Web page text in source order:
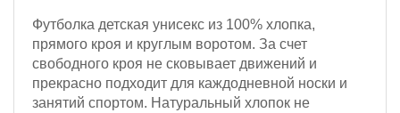
Футболка детская унисекс из 100% хлопка,
прямого кроя и круглым воротом. За счет
свободного кроя не сковывает движений и
прекрасно подходит для каждодневной носки и
занятий спортом. Натуральный хлопок не